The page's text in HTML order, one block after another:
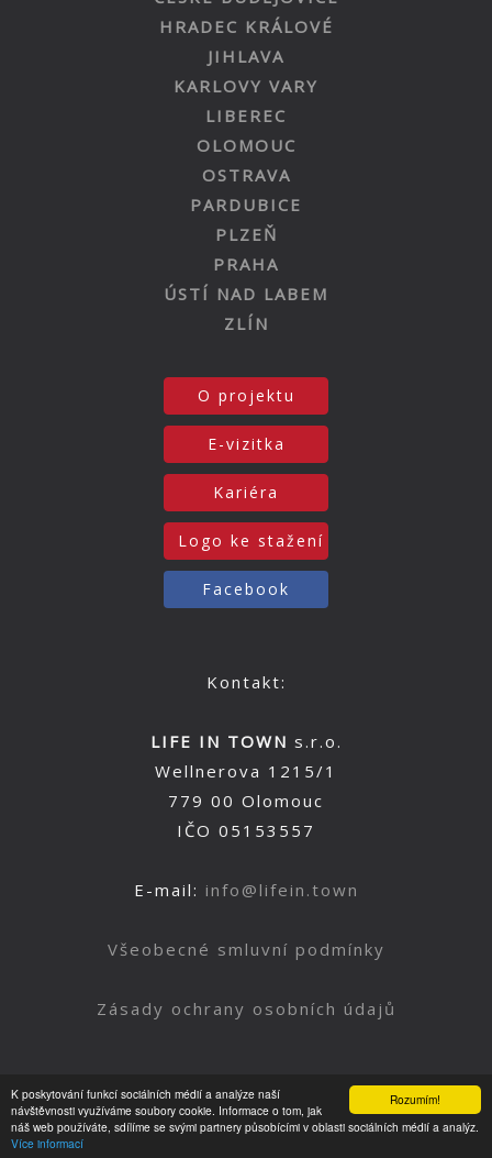
Rozumím!
K poskytování funkcí sociálních médií a analýze naší
návštěvnosti využíváme soubory cookie. Informace o tom, jak
náš web používáte, sdílíme se svými partnery působícími v oblasti sociálních médií a analýz.
Více informací
HRADEC KRÁLOVÉ
JIHLAVA
KARLOVY VARY
LIBEREC
OLOMOUC
OSTRAVA
PARDUBICE
PLZEŇ
PRAHA
ÚSTÍ NAD LABEM
ZLÍN
O projektu
E-vizitka
Kariéra
Logo ke stažení
Facebook
Kontakt:
LIFE IN TOWN s.r.o.
Wellnerova 1215/1
779 00 Olomouc
IČO 05153557
E-mail: info@lifein.town
Všeobecné smluvní podmínky
Zásady ochrany osobních údajů
Nahoru